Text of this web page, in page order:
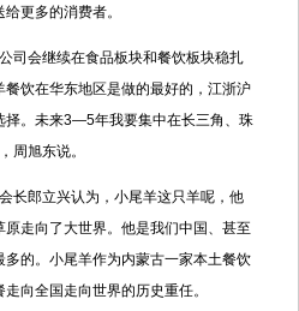
更多的消费者。
会继续在食品板块和餐饮板块稳扎
饮在华东地区是做的最好的，江浙沪
择。未来3—5年我要集中在长三角、珠
周旭东说。
郎立兴认为，小尾羊这只羊呢，他
走向了大世界。他是我们中国、甚至
的。小尾羊作为内蒙古一家本土餐饮
向全国走向世界的历史重任。